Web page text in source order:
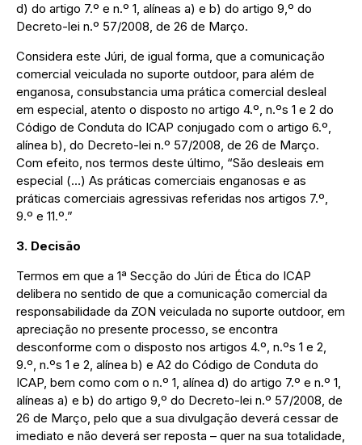
d) do artigo 7.º e n.º 1, alíneas a) e b) do artigo 9,º do
Decreto-lei n.º 57/2008, de 26 de Março.
Considera este Júri, de igual forma, que a comunicação
comercial veiculada no suporte outdoor, para além de
enganosa, consubstancia uma prática comercial desleal
em especial, atento o disposto no artigo 4.º, n.ºs 1 e 2 do
Código de Conduta do ICAP conjugado com o artigo 6.º,
alínea b), do Decreto-lei n.º 57/2008, de 26 de Março.
Com efeito, nos termos deste último, “São desleais em
especial (…) As práticas comerciais enganosas e as
práticas comerciais agressivas referidas nos artigos 7.º,
9.º e 11.º.”
3. Decisão
Termos em que a 1ª Secção do Júri de Ética do ICAP
delibera no sentido de que a comunicação comercial da
responsabilidade da ZON veiculada no suporte outdoor, em
apreciação no presente processo, se encontra
desconforme com o disposto nos artigos 4.º, n.ºs 1 e 2,
9.º, n.ºs 1 e 2, alínea b) e A2 do Código de Conduta do
ICAP, bem como com o n.º 1, alínea d) do artigo 7.º e n.º 1,
alíneas a) e b) do artigo 9,º do Decreto-lei n.º 57/2008, de
26 de Março, pelo que a sua divulgação deverá cessar de
imediato e não deverá ser reposta – quer na sua totalidade,